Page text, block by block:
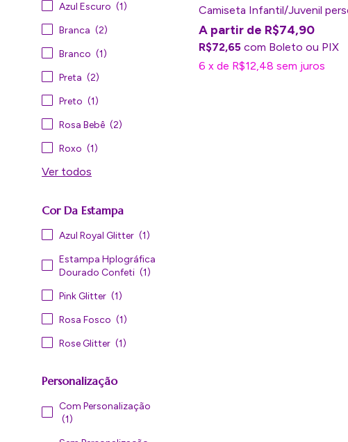
Azul Escuro (1)
Branca (2)
Branco (1)
Preta (2)
Preto (1)
Rosa Bebê (2)
Roxo (1)
Ver todos
Cor Da Estampa
Azul Royal Glitter (1)
Estampa Hplográfica
Dourado Confeti (1)
Pink Glitter (1)
Rosa Fosco (1)
Rose Glitter (1)
Personalização
Com Personalização
(1)
Camiseta Infantil/Juvenil
R$74,90
R$72,65 com Boleto
6 x de R$12,48 sem juros